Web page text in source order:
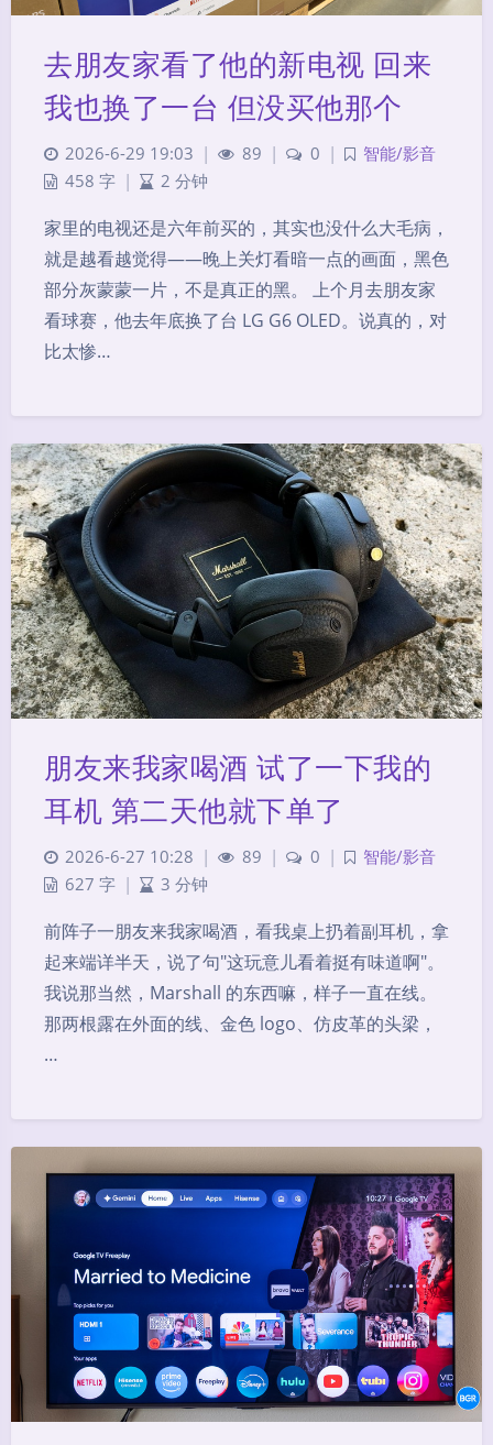
去朋友家看了他的新电视 回来
我也换了一台 但没买他那个
2026-6-29 19:03 89 0
智能/影音
458 字
2 分钟
家里的电视还是六年前买的，其实也没什么大毛病，
就是越看越觉得——晚上关灯看暗一点的画面，黑色
部分灰蒙蒙一片，不是真正的黑。 上个月去朋友家
看球赛，他去年底换了台 LG G6 OLED。说真的，对
比太惨…
朋友来我家喝酒 试了一下我的
耳机 第二天他就下单了
2026-6-27 10:28 89 0
智能/影音
627 字
3 分钟
前阵子一朋友来我家喝酒，看我桌上扔着副耳机，拿
起来端详半天，说了句"这玩意儿看着挺有味道啊"。
我说那当然，Marshall 的东西嘛，样子一直在线。
那两根露在外面的线、金色 logo、仿皮革的头梁，
…